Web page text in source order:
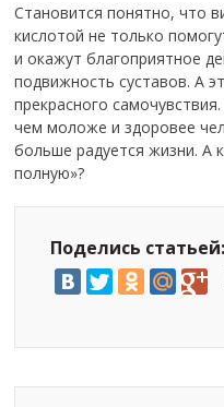
Становится понятно, что
кислотой не только
и окажут благоприятное
подвижность суставов. А
прекрасного
чем моложе и здоровее
больше радуется жизни. А
полную»?
Поделись статьей: